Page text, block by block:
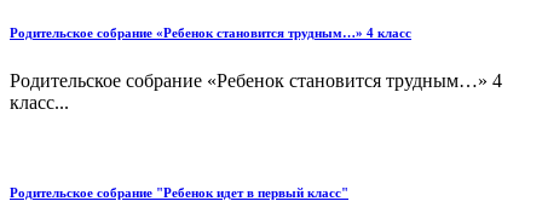
Родительское собрание «Ребенок становится трудным…» 4 класс
Родительское собрание «Ребенок становится трудным…» 4
класс...
Родительское собрание "Ребенок идет в первый класс"